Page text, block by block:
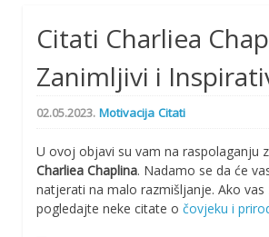
Citati Charliea
Zanimljivi i
02.05.2023. Motivacija Citati
U ovoj objavi su vam na raspolaganju
Charliea Chaplina. Nadamo se da će
natjerati na malo razmišljanje. Ako vas
pogledajte neke citate o čovjeku i